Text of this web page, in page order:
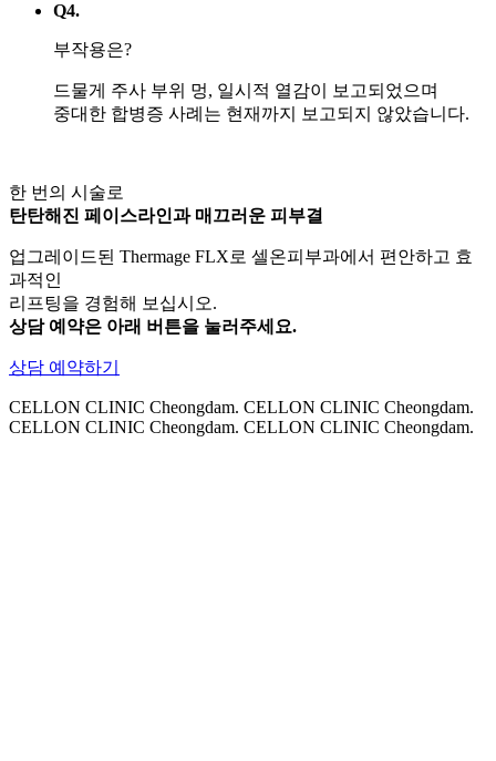
Q4.
부작용은?
드물게 주사 부위 멍, 일시적 열감이 보고되었으며
중대한 합병증 사례는 현재까지 보고되지 않았습니다.
한 번의 시술로
탄탄해진 페이스라인과 매끄러운 피부결
업그레이드된 Thermage FLX로 셀온피부과에서 편안하고 효
과적인
리프팅을 경험해 보십시오.
상담 예약은 아래 버튼을 눌러주세요.
상담 예약하기
CELLON CLINIC Cheongdam. CELLON CLINIC Cheongdam.
CELLON CLINIC Cheongdam. CELLON CLINIC Cheongdam.